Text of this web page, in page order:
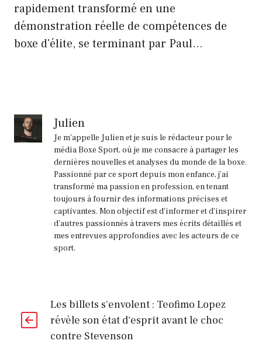
rapidement transformé en une
démonstration réelle de compétences de
boxe d'élite, se terminant par Paul…
Julien
Je m'appelle Julien et je suis le rédacteur pour le
média Boxe Sport, où je me consacre à partager les
dernières nouvelles et analyses du monde de la boxe.
Passionné par ce sport depuis mon enfance, j'ai
transformé ma passion en profession, en tenant
toujours à fournir des informations précises et
captivantes. Mon objectif est d'informer et d'inspirer
d'autres passionnés à travers mes écrits détaillés et
mes entrevues approfondies avec les acteurs de ce
sport.
Les billets s'envolent : Teofimo Lopez
révèle son état d'esprit avant le choc
contre Stevenson